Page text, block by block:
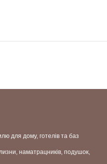
для дому, готелів та баз
наматрацників, подушок,